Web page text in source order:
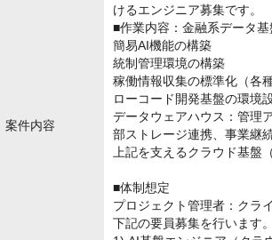
案件内容
けるエンジニア募集です。
■作業内容：金融系データ基
簡易AI機能の構築
統制管理環境の構築
稼働情報収集の標準化（各
ローコード開発基盤の環境
データウェアハウス：管理
部ストレージ連携、事業継
上記を支えるクラウド基盤
■体制想定
プロジェクト管理者：クラ
下記の要員募集を行います。